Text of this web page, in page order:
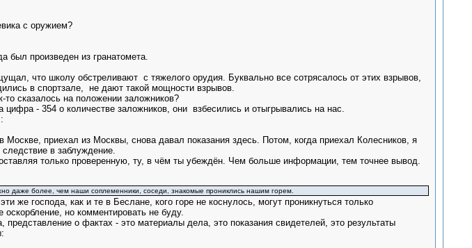
с оружием?
был произведен из гранатомета.
что школу обстреливают с тяжелого орудия. Буквально все сотрясалось от этих взрывов,
в спортзале, не дают такой мощности взрывов.
сказалось на положении заложников?
- 354 о количестве заложников, они взбесились и отыгрывались на нас.
приехал из Москвы, снова давал показания здесь. Потом, когда приехал Колесников, я
в заблуждение.
только проверенную, ту, в чём ты убеждён. Чем больше информации, тем точнее вывод.
даже более, чем наши соплеменники, соседи, знакомые прониклись нашим горем.
же господа, как и те в Беслане, кого горе не коснулось, могут проникнуться только
но комментировать не буду.
о фактах - это материалы дела, это показания свидетелей, это результаты